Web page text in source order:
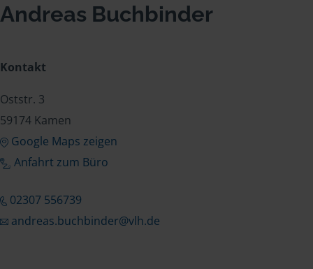
Andreas Buchbinder
Kontakt
Oststr. 3
59174 Kamen
Google Maps zeigen
Anfahrt zum Büro
02307 556739
andreas.buchbinder@vlh.de